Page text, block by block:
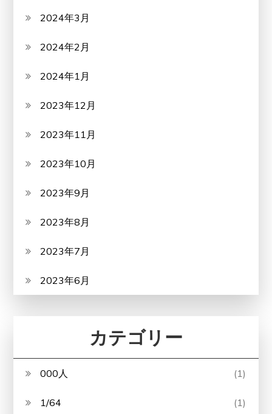
2024年3月
2024年2月
2024年1月
2023年12月
2023年11月
2023年10月
2023年9月
2023年8月
2023年7月
2023年6月
カテゴリー
000人 (1)
1/64 (1)